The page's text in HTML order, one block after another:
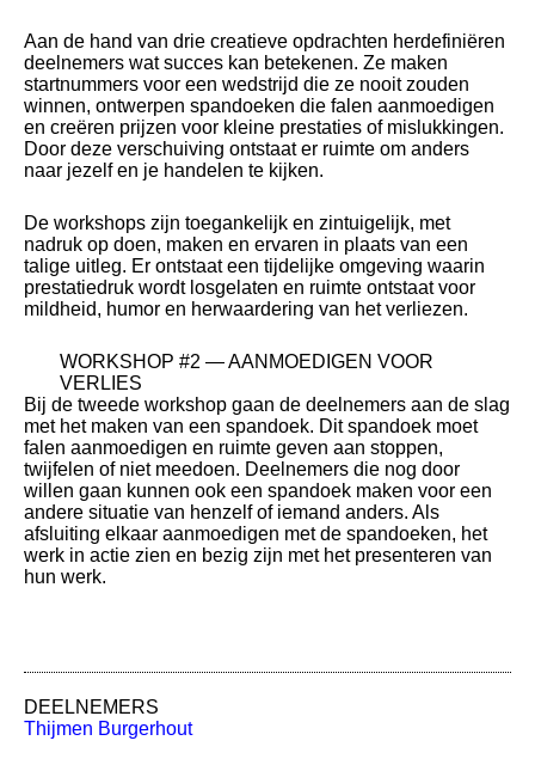
Aan de hand van drie creatieve opdrachten herdefiniëren
deelnemers wat succes kan betekenen. Ze maken
startnummers voor een wedstrijd die ze nooit zouden
winnen, ontwerpen spandoeken die falen aanmoedigen
en creëren prijzen voor kleine prestaties of mislukkingen.
Door deze verschuiving ontstaat er ruimte om anders
naar jezelf en je handelen te kijken.
De workshops zijn toegankelijk en zintuigelijk, met
nadruk op doen, maken en ervaren in plaats van een
talige uitleg. Er ontstaat een tijdelijke omgeving waarin
prestatiedruk wordt losgelaten en ruimte ontstaat voor
mildheid, humor en herwaardering van het verliezen.
WORKSHOP #2 — AANMOEDIGEN VOOR
VERLIES
Bij de tweede workshop gaan de deelnemers aan de slag
met het maken van een spandoek. Dit spandoek moet
falen aanmoedigen en ruimte geven aan stoppen,
twijfelen of niet meedoen. Deelnemers die nog door
willen gaan kunnen ook een spandoek maken voor een
andere situatie van henzelf of iemand anders. Als
afsluiting elkaar aanmoedigen met de spandoeken, het
werk in actie zien en bezig zijn met het presenteren van
hun werk.
DEELNEMERS
Thijmen Burgerhout